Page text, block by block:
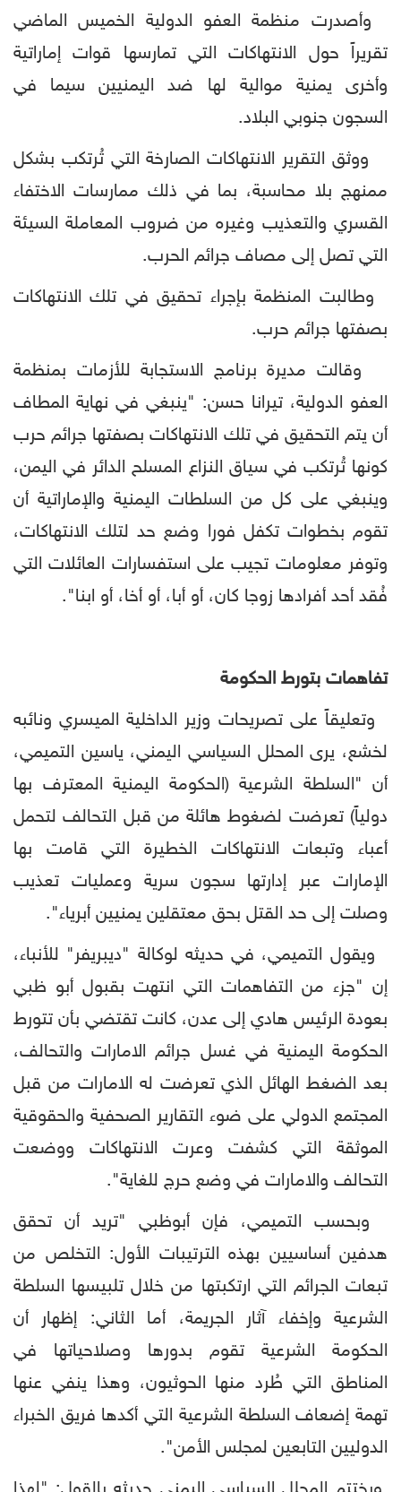
وأصدرت منظمة العفو الدولية الخميس الماضي
تقريراً حول الانتهاكات التي تمارسها قوات إماراتية
وأخرى يمنية موالية لها ضد اليمنيين سيما في
السجون جنوبي البلاد.
ووثق التقرير الانتهاكات الصارخة التي تُرتكب بشكل
ممنهج بلا محاسبة، بما في ذلك ممارسات الاختفاء
القسري والتعذيب وغيره من ضروب المعاملة السيئة
التي تصل إلى مصاف جرائم الحرب.
وطالبت المنظمة بإجراء تحقيق في تلك الانتهاكات
بصفتها جرائم حرب.
وقالت مديرة برنامج الاستجابة للأزمات بمنظمة
العفو الدولية، تيرانا حسن: "ينبغي في نهاية المطاف
أن يتم التحقيق في تلك الانتهاكات بصفتها جرائم حرب
كونها تُرتكب في سياق النزاع المسلح الدائر في اليمن،
وينبغي على كل من السلطات اليمنية والإماراتية أن
تقوم بخطوات تكفل فورا وضع حد لتلك الانتهاكات،
وتوفر معلومات تجيب على استفسارات العائلات التي
فُقد أحد أفرادها زوجا كان، أو أبا، أو أخا، أو ابنا".
تفاهمات بتورط الحكومة
وتعليقاً على تصريحات وزير الداخلية الميسري ونائبه
لخشع، يرى المحلل السياسي اليمني، ياسين التميمي،
أن "السلطة الشرعية (الحكومة اليمنية المعترف بها
دولياً) تعرضت لضغوط هائلة من قبل التحالف لتحمل
أعباء وتبعات الانتهاكات الخطيرة التي قامت بها
الإمارات عبر إدارتها سجون سرية وعمليات تعذيب
وصلت إلى حد القتل بحق معتقلين يمنيين أبرياء".
ويقول التميمي، في حديثه لوكالة "ديبريفر" للأنباء،
إن "جزء من التفاهمات التي انتهت بقبول أبو ظبي
بعودة الرئيس هادي إلى عدن، كانت تقتضي بأن تتورط
الحكومة اليمنية في غسل جرائم الامارات والتحالف،
بعد الضغط الهائل الذي تعرضت له الامارات من قبل
المجتمع الدولي على ضوء التقارير الصحفية والحقوقية
الموثقة التي كشفت وعرت الانتهاكات ووضعت
التحالف والامارات في وضع حرج للغاية".
وبحسب التميمي، فإن أبوظبي "تريد أن تحقق
هدفين أساسيين بهذه الترتيبات الأول: التخلص من
تبعات الجرائم التي ارتكبتها من خلال تلبيسها السلطة
الشرعية وإخفاء آثار الجريمة، أما الثاني: إظهار أن
الحكومة الشرعية تقوم بدورها وصلاحياتها في
المناطق التي طُرد منها الحوثيون، وهذا ينفي عنها
تهمة إضعاف السلطة الشرعية التي أكدها فريق الخبراء
الدوليين التابعين لمجلس الأمن".